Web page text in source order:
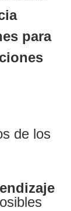
para
de los